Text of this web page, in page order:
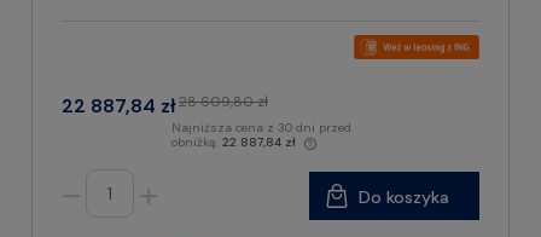
22 887,84 zł28 609,80 zł
Najniższa cena z 30 dni przed
obniżką: 22 887,84 zł
Do koszyka